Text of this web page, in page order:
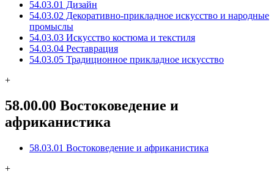
54.03.01 Дизайн
54.03.02 Декоративно-прикладное искусство и народные
промыслы
54.03.03 Искусство костюма и текстиля
54.03.04 Реставрация
54.03.05 Традиционное прикладное искусство
+
58.00.00 Востоковедение и
африканистика
58.03.01 Востоковедение и африканистика
+